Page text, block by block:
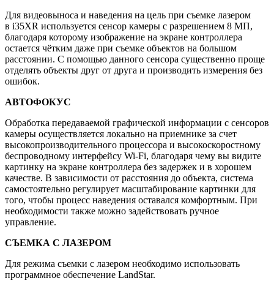
Для видеовыноса и наведения на цель при съемке лазером
в i35XR используется сенсор камеры с разрешением 8 МП,
благодаря которому изображение на экране контроллера
остается чётким даже при съемке объектов на большом
расстоянии. С помощью данного сенсора существенно проще
отделять объекты друг от друга и производить измерения без
ошибок.
АВТОФОКУС
Обработка передаваемой графической информации с сенсоров
камеры осуществляется локально на приемнике за счет
высокопроизводительного процессора и высокоскоростному
беспроводному интерфейсу Wi-Fi, благодаря чему вы видите
картинку на экране контроллера без задержек и в хорошем
качестве. В зависимости от расстояния до объекта, система
самостоятельно регулирует масштабирование картинки для
того, чтобы процесс наведения оставался комфортным. При
необходимости также можно задействовать ручное
управление.
СЪЕМКА С ЛАЗЕРОМ
Для режима съемки с лазером необходимо использовать
программное обеспечение LandStar.